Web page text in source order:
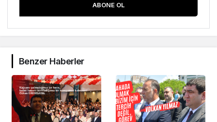
ABONE OL
Benzer Haberler